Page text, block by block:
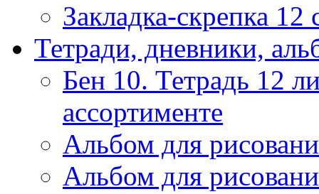
Закладка-скрепка
Тетради, дневники,
Бен 10. Тетрадь 12
ассортименте
Альбом для
Альбом для